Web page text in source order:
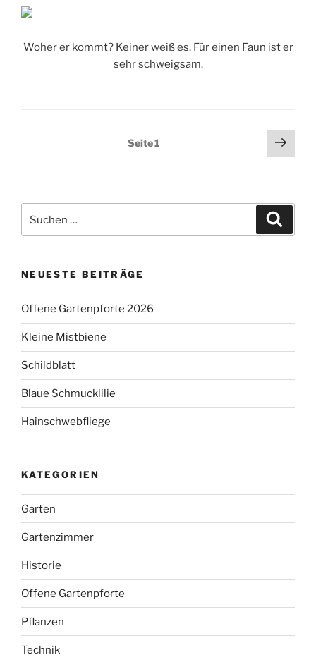
Woher er kommt? Keiner weiß es. Für einen Faun ist er
sehr schweigsam.
Seitennummerierung
Seite1
nach:
NEUESTE BEITRÄGE
Offene Gartenpforte 2026
Kleine Mistbiene
Schildblatt
Blaue Schmucklilie
Hainschwebfliege
KATEGORIEN
Garten
Gartenzimmer
Historie
Offene Gartenpforte
Pflanzen
Technik